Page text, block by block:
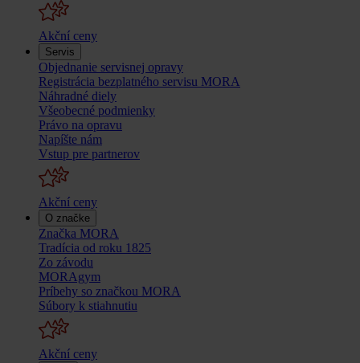
Akční ceny
Servis
Objednanie servisnej opravy
Registrácia bezplatného servisu MORA
Náhradné diely
Všeobecné podmienky
Právo na opravu
Napíšte nám
Vstup pre partnerov
Akční ceny
O značke
Značka MORA
Tradícia od roku 1825
Zo závodu
MORAgym
Príbehy so značkou MORA
Súbory k stiahnutiu
Akční ceny